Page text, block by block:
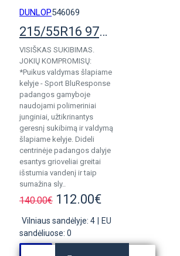
DUNLOP546069
215/55R16 97W Dunlop Sport Bluresponse
VISIŠKAS SUKIBIMAS.
JOKIŲ KOMPROMISŲ:
*Puikus valdymas šlapiame
kelyje - Sport BluResponse
padangos gamyboje
naudojami polimeriniai
junginiai, užtikrinantys
geresnį sukibimą ir valdymą
šlapiame kelyje. Dideli
centrinėje padangos dalyje
esantys grioveliai greitai
išstumia vandenį ir taip
sumažina sly..
140.00€ 112.00€
Vilniaus sandėlyje: 4
EU
sandėliuose: 0